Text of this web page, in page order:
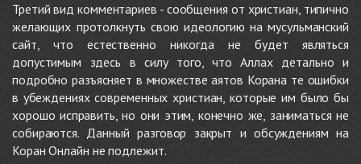
Третий вид комментариев - сообщения от христиан, типично
желающих протолкнуть свою идеологию на мусульманский
сайт, что естественно никогда не будет являться
допустимым здесь в силу того, что Аллах детально и
подробно разъясняет в множестве аятов Корана те ошибки
в убеждениях современных христиан, которые им было бы
хорошо исправить, но они этим, конечно же, заниматься не
собираются. Данный разговор закрыт и обсуждениям на
Коран Онлайн не подлежит.